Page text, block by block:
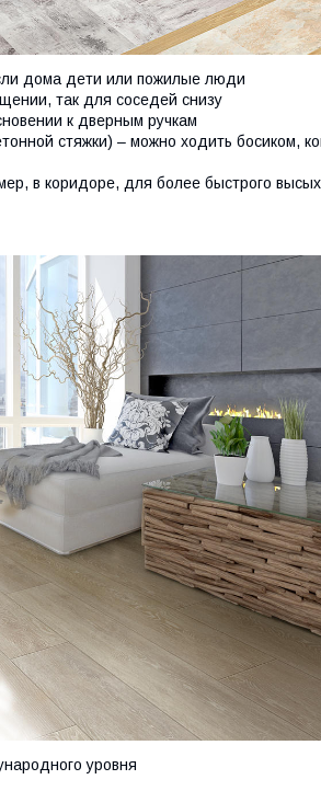
дома дети или пожилые люди
так для соседей снизу
к дверным ручкам
стяжки) – можно ходить босиком,
в коридоре, для более быстрого
уровня